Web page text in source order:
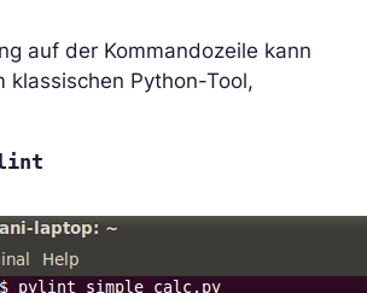
auf der Kommandozeile kann
klassischen Python-Tool,